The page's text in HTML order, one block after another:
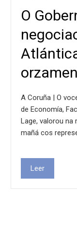
O
A Coruña | O
de Economía,
Lage, valorou na
mañá cos
Leer